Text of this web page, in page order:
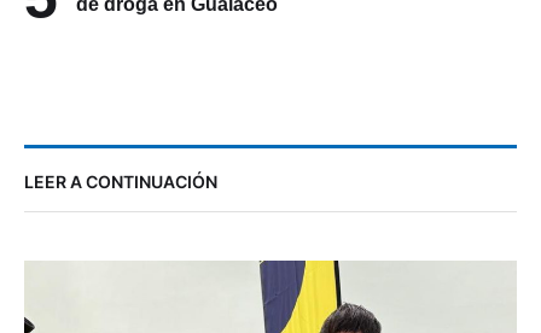
LEER A CONTINUACIÓN